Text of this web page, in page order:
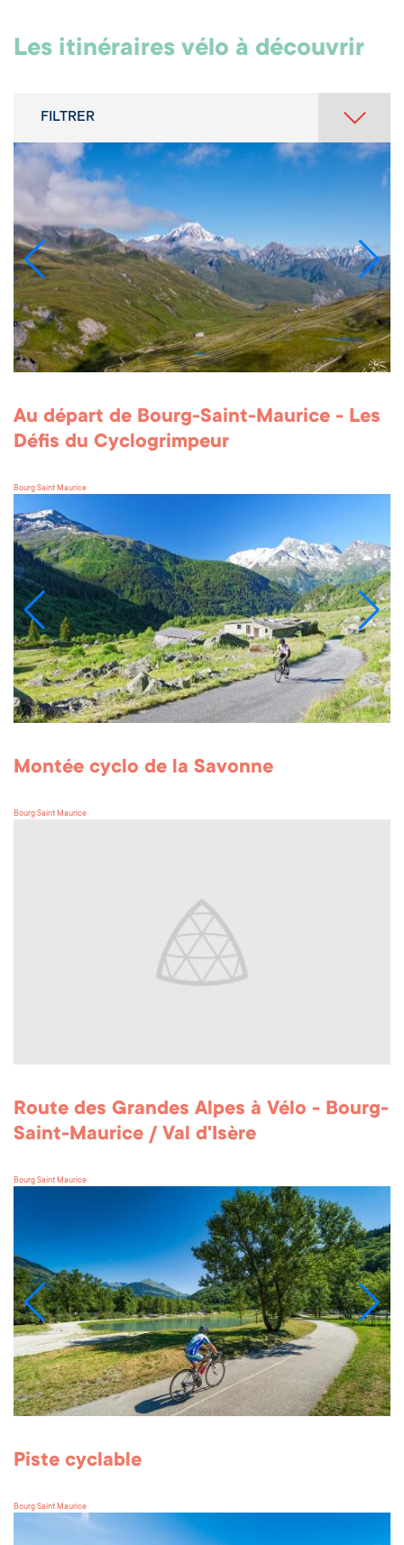
Les itinéraires vélo à découvrir
FILTRER
Au départ de Bourg-Saint-Maurice - Les
Défis du Cyclogrimpeur
Bourg Saint Maurice
Montée cyclo de la Savonne
Bourg Saint Maurice
Route des Grandes Alpes à Vélo - Bourg-
Saint-Maurice / Val d'Isère
Bourg Saint Maurice
Piste cyclable
Bourg Saint Maurice